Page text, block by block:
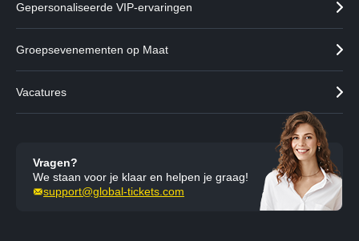
Gepersonaliseerde VIP-ervaringen
Groepsevenementen op Maat
Vacatures
Vragen?
We staan voor je klaar en helpen je graag!
support@global-tickets.com